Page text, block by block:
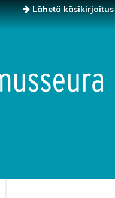
Lähetä käsikirjoitus